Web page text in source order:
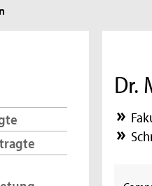
Dr.